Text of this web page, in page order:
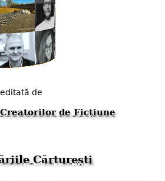
de
de Ficțiune
Cărturești